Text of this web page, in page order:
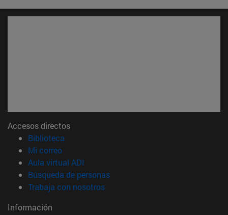
Accesos directos
Biblioteca
Mi correo(abre en nueva ventana)
Aula virtual ADI
Búsqueda de personas(abre en nueva ventana)
Trabaja con nosotros(abre en nueva ventana)
Información